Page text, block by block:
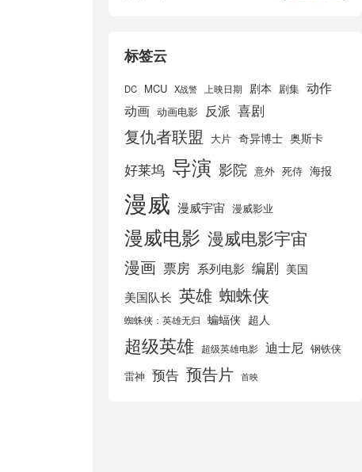
标签云
DC MCU X战警 上映日期 剧本 剧集 动作
动画 动画电影 反派 喜剧
复仇者联盟 大片 奇异博士 奥斯卡
好莱坞 导演 影院 意外 死侍 海报
漫威 漫威宇宙 漫威影业
漫威电影 漫威电影宇宙
漫画 票房 系列电影 编剧 美国
美国队长 英雄 蜘蛛侠
蜘蛛侠：英雄无归 蝙蝠侠 超人
超级英雄 超级英雄电影 迪士尼 钢铁侠
雷神 预告 预告片 首映